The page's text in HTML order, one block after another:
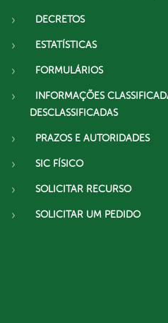
DECRETOS
ESTATÍSTICAS
FORMULÁRIOS
INFORMAÇÕES
DESCLASSIFICADAS
PRAZOS E AUTORIDADES
SIC FÍSICO
SOLICITAR RECURSO
SOLICITAR UM PEDIDO